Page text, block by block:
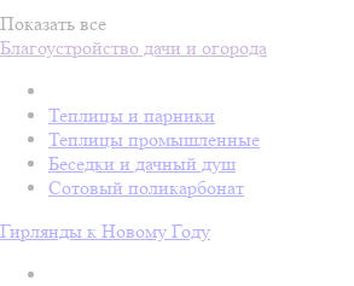
Показать все
Благоустройство дачи и огорода
Теплицы и парники
Теплицы промышленные
Беседки и дачный душ
Сотовый поликарбонат
Гирлянды к Новому Году